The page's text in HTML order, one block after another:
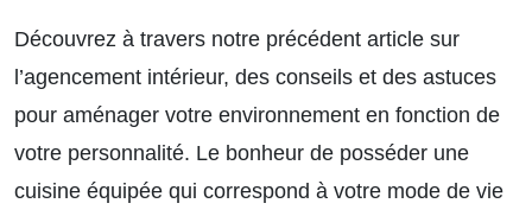
Découvrez à travers notre précédent article sur
l’agencement intérieur, des conseils et des astuces
pour aménager votre environnement en fonction de
votre personnalité. Le bonheur de posséder une
cuisine équipée qui correspond à votre mode de vie